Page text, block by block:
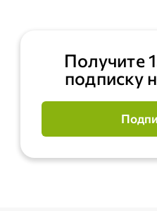
Получите
подписку